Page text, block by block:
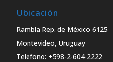
Ubicación
Rambla Rep. de México 6125
Montevideo, Uruguay
Teléfono: +598-2-604-2222